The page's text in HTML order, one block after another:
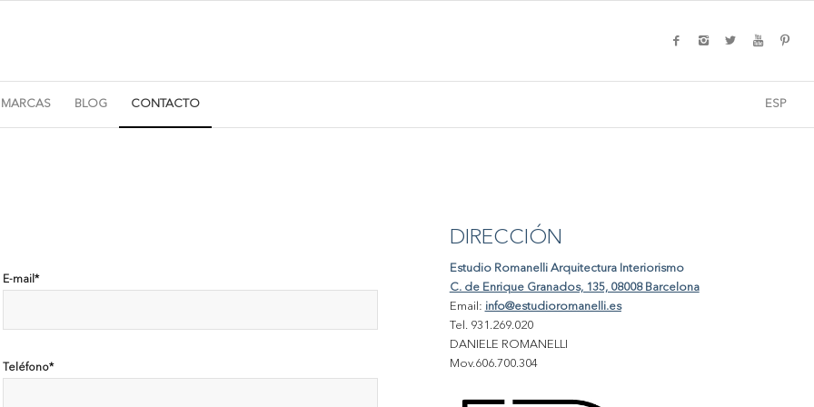
BLOG CONTACTO ESP
E-mail*
Teléfono*
DIRECCIÓN
Estudio Romanelli Arquitectura Interiorismo
C. de Enrique Granados, 135, 08008 Barcelona
Email: info@estudioromanelli.es
Tel. 931.269.020
DANIELE ROMANELLI
Mov.606.700.304